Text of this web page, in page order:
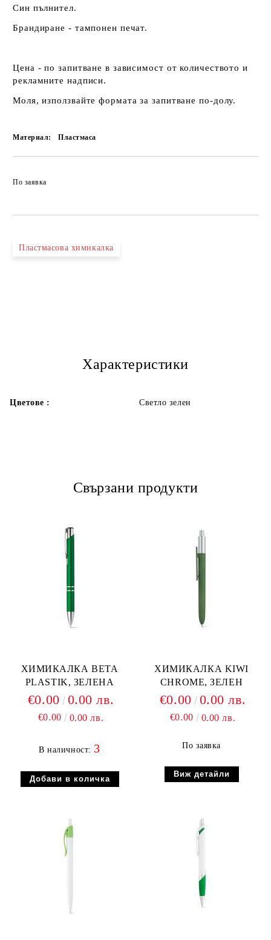
Син пълнител.
Брандиране - тампонен печат.
Цена - по запитване в зависимост от количеството и
рекламните надписи.
Моля, използвайте формата за запитване по-долу.
Материал: Пластмаса
По заявка
Пластмасова химикалка
Характеристики
Цветове : Светло зелен
Свързани продукти
ХИМИКАЛКА BETA
PLASTIK, ЗЕЛЕНА
€0.00 0.00 лв.
€0.00 0.00 лв.
В наличност: 3
ХИМИКАЛКА KIWI
CHROME, ЗЕЛЕН
€0.00 0.00 лв.
€0.00 0.00 лв.
По заявка
Виж детайли